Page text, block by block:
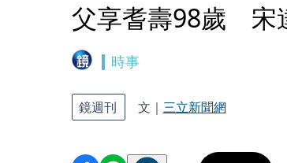
父享耆壽98歲 宋
時事
鏡週刊 文｜ 三立新聞網